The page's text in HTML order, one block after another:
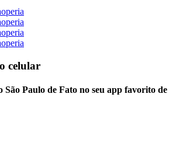
celular
São Paulo de Fato no seu app favorito de